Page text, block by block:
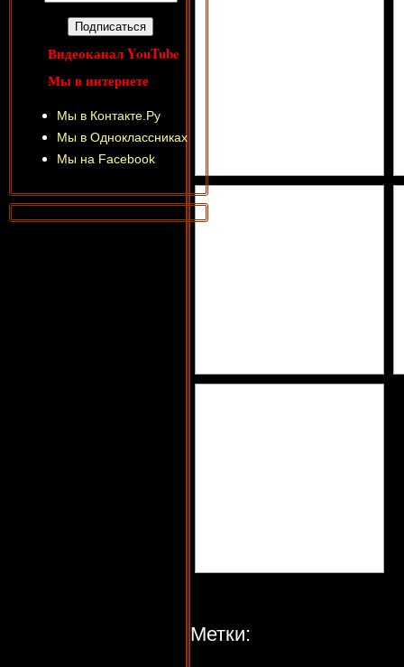
Метки:
Видеоканал YouTube
Мы в интернете
Мы в Контакте.Ру
Мы в Одноклассниках
Мы на Facebook